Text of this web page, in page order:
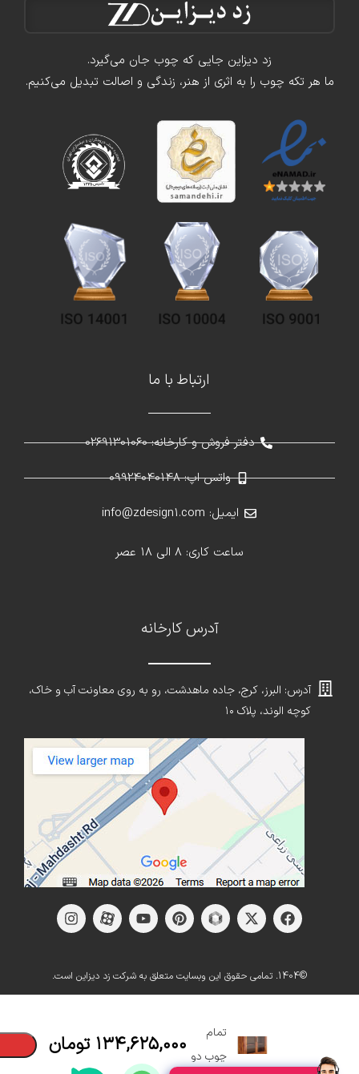
زد دیزاین جایی که چوب جان می‌گیرد.
ما هر تکه چوب را به اثری از هنر، زندگی و اصالت تبدیل می‌کنیم.
ارتباط با ما
دفتر فروش و کارخانه: 02691301060
واتس اپ: 09924040148
ایمیل: info@zdesign1.com
ساعت کاری: 8 الی 18 عصر
آدرس کارخانه
آدرس: البرز، کرج، جاده ماهدشت، رو به روی معاونت آب و خاک،
کوچه الوند، پلاک ۱۰
©1404. تمامی حقوق این وبسایت متعلق به شرکت زد دیزاین است.
کابینت
تمام
چوب دو ۱۳۴,۶۲۵,۰۰۰ تومان